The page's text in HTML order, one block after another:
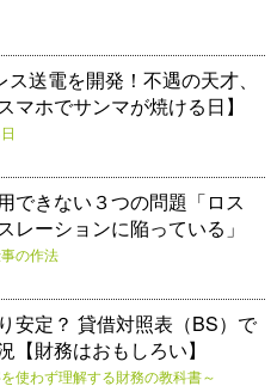
送電を開発！不遇の天才、
マホでサンマが焼ける日】
できない３つの問題「ロス
レーションに陥っている」
の作法
安定？ 貸借対照表（BS）で
【財務はおもしろい】
使わず理解する財務の教科書～